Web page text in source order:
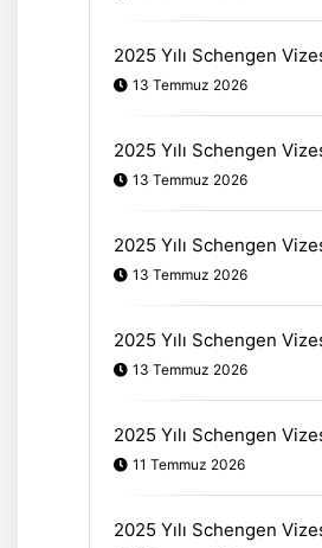
13 Temmuz 2026
13 Temmuz 2026
13 Temmuz 2026
13 Temmuz 2026
11 Temmuz 2026